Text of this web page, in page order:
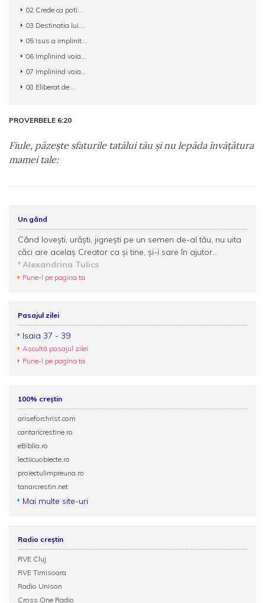
02 Crede ca poti...
03 Destinatia lui...
05 Isus a implinit...
06 Implinind voia...
07 Implinind voia...
08 Eliberat de...
PROVERBELE 6:20
Fiule, păzeşte sfaturile tatălui tău şi nu lepăda învăţătura
mamei tale:
Un gând
Când loveşti, urăşti, jigneşti pe un semen de-al tău, nu uita
căci are acelaş Creator ca şi tine, şi-i sare în ajutor...
Alexandrina Tulics
Pune-l pe pagina ta
Pasajul zilei
Isaia 37 - 39
Ascultă pasajul zilei
Pune-l pe pagina ta
100% creștin
ariseforchrist.com
cantaricrestine.ro
eBiblia.ro
lectiicuobiecte.ro
proiectulimpreuna.ro
tanarcrestin.net
Mai multe site-uri
Radio creștin
RVE Cluj
RVE Timisoara
Radio Unison
Cross One Radio